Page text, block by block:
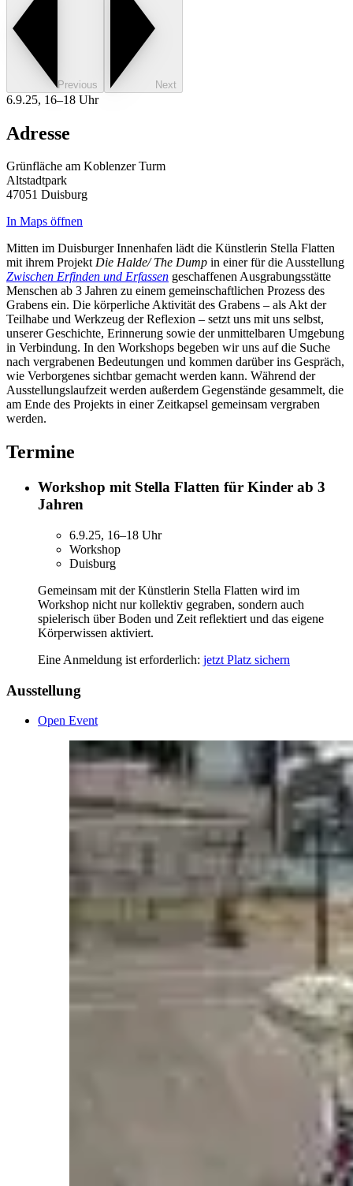
Previous Next
6.9.25, 16–18 Uhr
Adresse
Grünfläche am Koblenzer Turm
Altstadtpark
47051 Duisburg
In Maps öffnen
Mitten im Duisburger Innenhafen lädt die Künstlerin Stella Flatten
mit ihrem ProjektDie Halde/ The Dump in einer für die Ausstellung
Zwischen Erfinden und Erfassen geschaffenen Ausgrabungsstätte
Menschen ab 3 Jahren zu einem gemeinschaftlichen Prozess des
Grabens ein. Die körperliche Aktivität des Grabens – als Akt der
Teilhabe und Werkzeug der Reflexion – setzt uns mit uns selbst,
unserer Geschichte, Erinnerung sowie der unmittelbaren Umgebung
in Verbindung. In den Workshops begeben wir uns auf die Suche
nach vergrabenen Bedeutungen und kommen darüber ins Gespräch,
wie Verborgenes sichtbar gemacht werden kann. Während der
Ausstellungslaufzeit werden außerdem Gegenstände gesammelt, die
am Ende des Projekts in einer Zeitkapsel gemeinsam vergraben
werden.
Termine
Workshop mit Stella Flatten für Kinder ab 3
Jahren
6.9.25, 16–18 Uhr
Workshop
Duisburg
Gemeinsam mit der Künstlerin Stella Flatten wird im
Workshop nicht nur kollektiv gegraben, sondern auch
spielerisch über Boden und Zeit reflektiert und das eigene
Körperwissen aktiviert.
Eine Anmeldung ist erforderlich: jetzt Platz sichern
Ausstellung
Open Event